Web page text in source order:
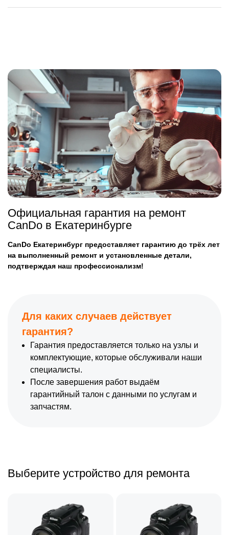
Официальная гарантия на ремонт
CanDo в Екатеринбурге
CanDo Екатеринбург предоставляет гарантию до трёх лет
на выполненный ремонт и установленные детали,
подтверждая наш профессионализм!
Для каких случаев действует
гарантия?
Гарантия предоставляется только на узлы и
комплектующие, которые обслуживали наши
специалисты.
После завершения работ выдаём
гарантийный талон с данными по услугам и
запчастям.
Выберите устройство для ремонта